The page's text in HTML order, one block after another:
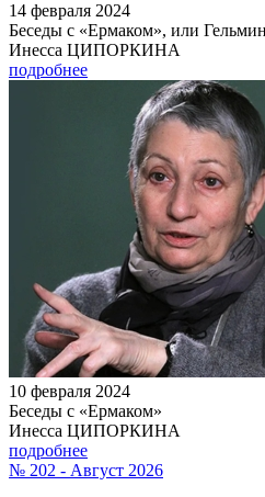
14 февраля 2024
Беседы с «Ермаком», или
Инесса ЦИПОРКИНА
подробнее
10 февраля 2024
Беседы с «Ермаком»
Инесса ЦИПОРКИНА
подробнее
№ 202 - Август 2026